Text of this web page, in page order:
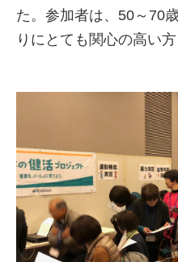
た。参加者は、50～70
りにとても関心の高い方